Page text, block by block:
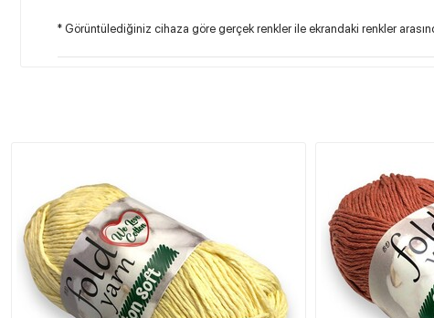
* Görüntülediğiniz cihaza göre gerçek renkler ile ekrandaki renkler